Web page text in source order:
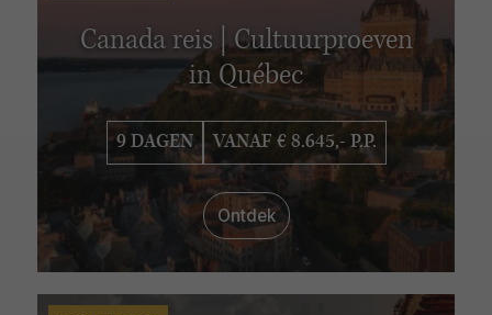
Canada reis | Cultuurproeven
in Québec
9 DAGEN VANAF € 8.645,- P.P.
Ontdek